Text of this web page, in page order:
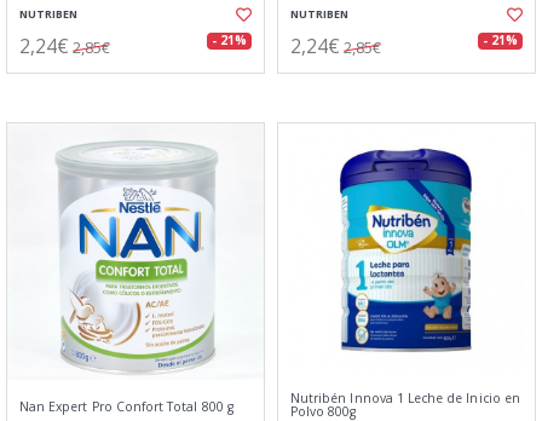
NUTRIBEN
2,24€ 2,85€ - 21%
NUTRIBEN
2,24€ 2,85€ - 21%
Nan Expert Pro Confort Total 800 g Nutribén Innova 1 Leche de Inicio en
Polvo 800g